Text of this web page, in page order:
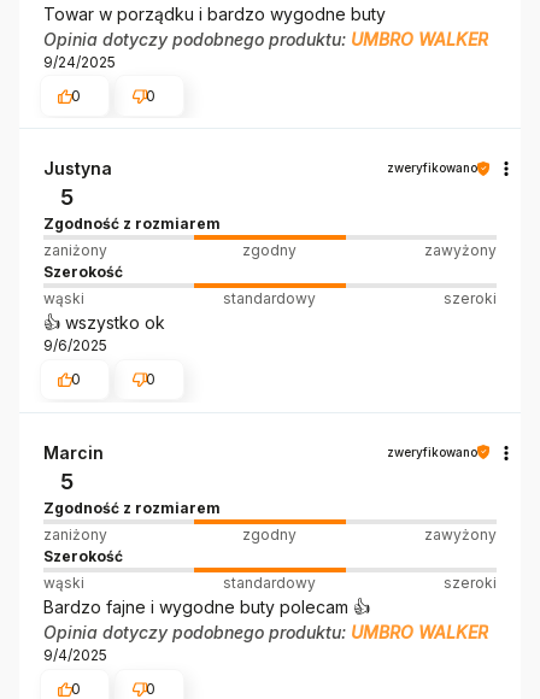
Towar w porządku i bardzo wygodne buty
Opinia dotyczy podobnego produktu: UMBRO WALKER
9/24/2025
0
0
Justyna zweryfikowano
5
Zgodność z rozmiarem
zaniżony
zgodny
zawyżony
Szerokość
wąski
standardowy szeroki
👍️ wszystko ok
9/6/2025
0
0
Marcin zweryfikowano
5
Zgodność z rozmiarem
zaniżony
zgodny
zawyżony
Szerokość
wąski
standardowy szeroki
Bardzo fajne i wygodne buty polecam 👍️
Opinia dotyczy podobnego produktu: UMBRO WALKER
9/4/2025
0
0